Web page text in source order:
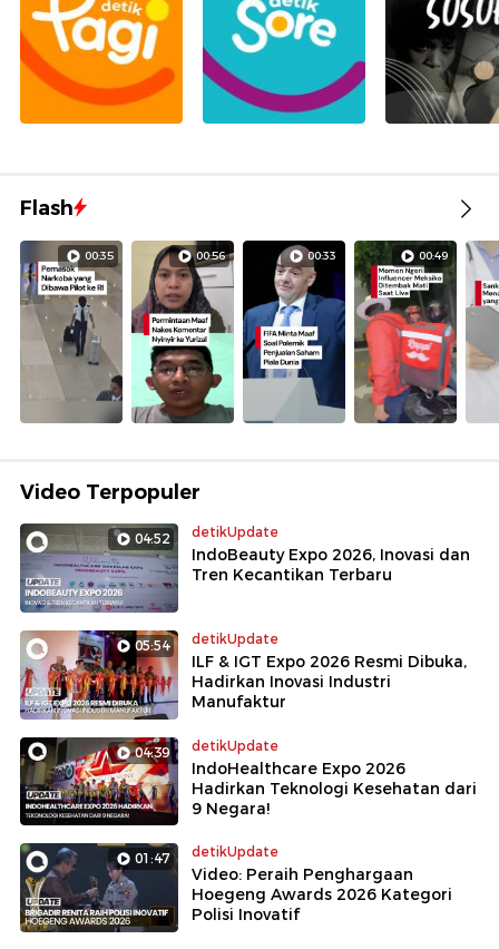
Flash
00:35 00:56 00:33 00:49
Video Terpopuler
04:52 detikUpdate
IndoBeauty Expo 2026, Inovasi dan
Tren Kecantikan Terbaru
05:54 detikUpdate
ILF & IGT Expo 2026 Resmi Dibuka,
Hadirkan Inovasi Industri
Manufaktur
04:39 detikUpdate
IndoHealthcare Expo 2026
Hadirkan Teknologi Kesehatan dari
9 Negara!
01:47 detikUpdate
Video: Peraih Penghargaan
Hoegeng Awards 2026 Kategori
Polisi Inovatif